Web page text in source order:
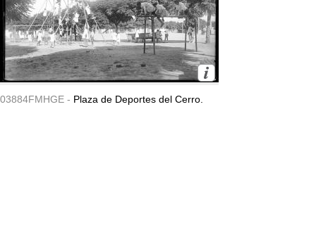
03884FMHGE - Plaza de Deportes del Cerro.